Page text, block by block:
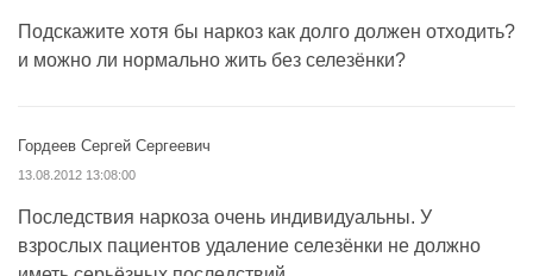
Подскажите хотя бы наркоз как долго должен отходить?
и можно ли нормально жить без селезёнки?
Гордеев Сергей Сергеевич
13.08.2012 13:08:00
Последствия наркоза очень индивидуальны. У
взрослых пациентов удаление селезёнки не должно